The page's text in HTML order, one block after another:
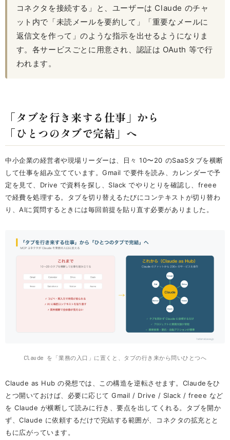
コネクタを接続する」と、ユーザーは Claude のチャ
ット内で「未読メールを要約して」「重要なメールに
返信文を作って」のような指示を出せるようになりま
す。各サービスごとに用意され、認証は OAuth 等で行
われます。
「タブを行き来する仕事」から
「ひとつのタブで完結」へ
中小企業の経営者や現場リーダーは、日々 10〜20 のSaaSタブを横断
して仕事を組み立てています。Gmail で要件を読み、カレンダーで予
定を見て、Drive で資料を探し、Slack でやりとりを確認し、freee
で経費を処理する。タブを切り替えるたびにコンテキストが切り替わ
り、AIに質問するときには毎回前提を貼り直す必要がありました。
Claude を「業務の入口」に置くと、タブの行き来から問いひとつへ
Claude as Hub の発想では、この構造を逆転させます。Claudeをひ
とつ開いておけば、必要に応じて Gmail / Drive / Slack / freee など
を Claude が横断して読みに行き、要点を出してくれる。タブを開か
ず、Claude に依頼するだけで完結する範囲が、コネクタの拡充とと
もに広がっています。